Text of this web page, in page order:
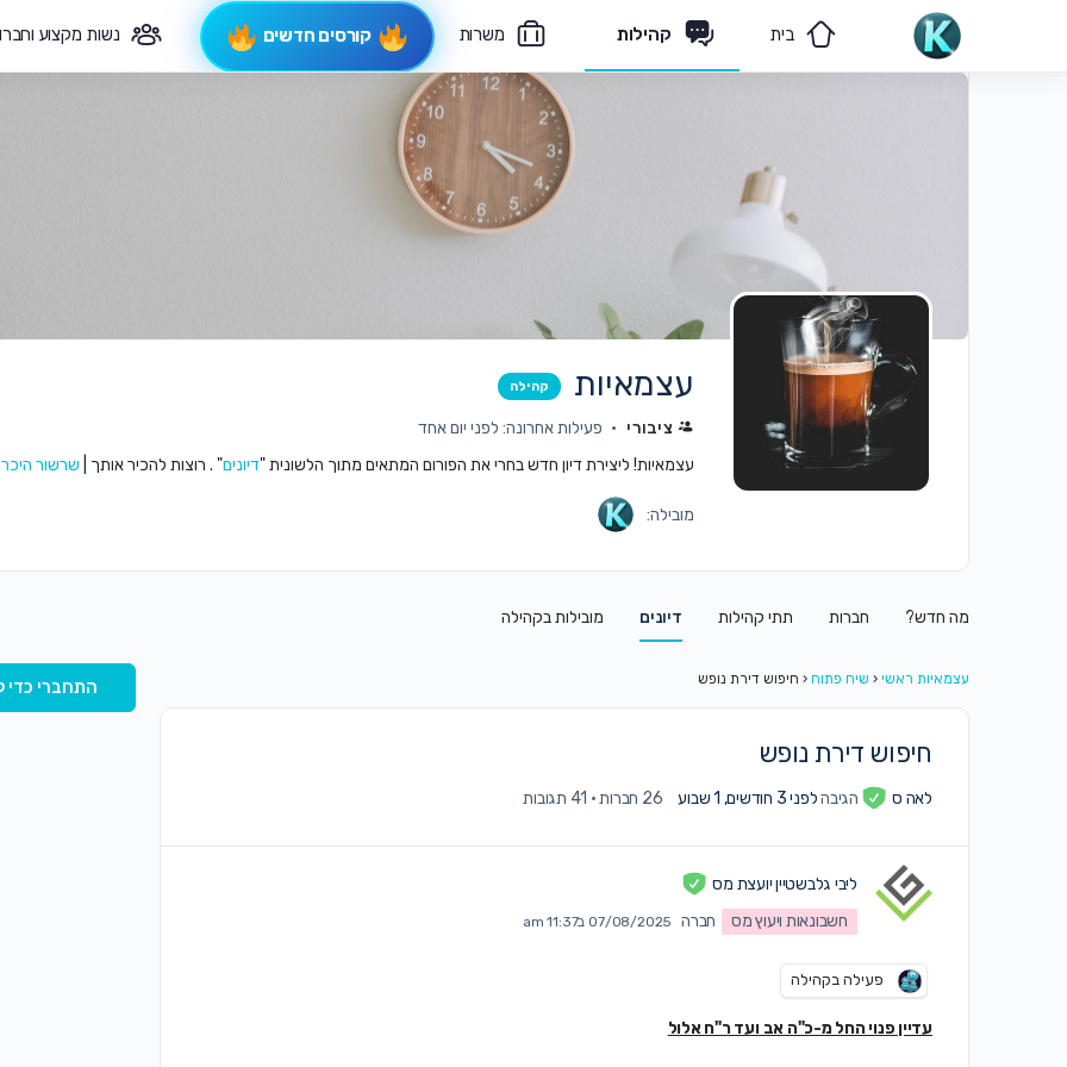
בית קהילות משרות קורסים חדשים נשות מקצוע
פיקוח תורני
עצמאיות קהילה
ציבורי
פעילות אחרונה: לפני יום אחד
עצמאיות! ליצירת דיון חדש בחרי את הפורום המתאים מתוך הלשונית "דיונים" . רוצות להכיר אותך | שרשור
מובילה:
מה חדש? חברות תתי קהילות דיונים מובילות בקהילה
עצמאיות ראשי ‹ שיח פתוח ‹ חיפוש דירת נופש
חיפוש דירת נופש
לאה ס הגיבהלפני 3 חודשים, 1 שבוע 26 חברות · 41 תגובות
ליבי גלבשטיין יועצת מס
חשבונאות ויעוץ מס
חברה 07/08/2025 ב11:37 am
פעילה בקהילה
עדיין פנוי החל מ-כ"ה אב ועד ר"ח אלול
התחברי כדי